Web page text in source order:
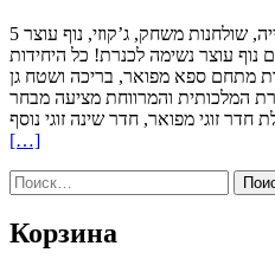
5 חדרי שינה מפוארים, בריכת שחייה, שולחנות משחק, ג’קוזי, נוף עוצר
עם נוף עוצר נשימה לכנרת! כל היחידות
מתחם ספא מפואר, בריכה ושטח גן
המלכותית והמרווחת מציעה מבחר
זוגי מפואר, חדר שינה זוגי נוסף
[…]
Найти:
Корзина